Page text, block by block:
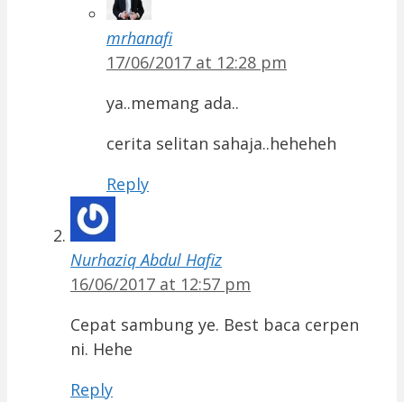
mrhanafi
17/06/2017 at 12:28 pm
ya..memang ada..
cerita selitan sahaja..heheheh
Reply
Nurhaziq Abdul Hafiz
16/06/2017 at 12:57 pm
Cepat sambung ye. Best baca cerpen
ni. Hehe
Reply